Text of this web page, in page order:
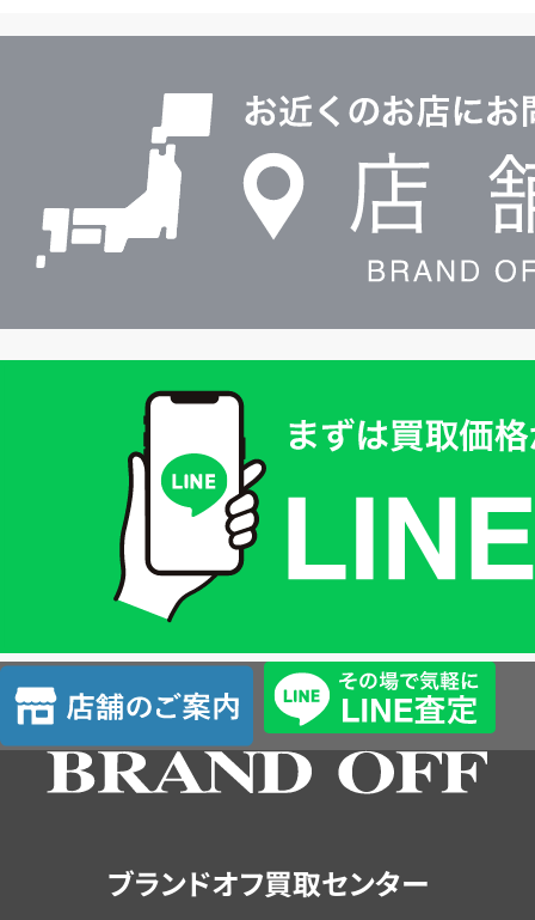
ル
査
定
店
舗
の
ブランドオフ買取センター